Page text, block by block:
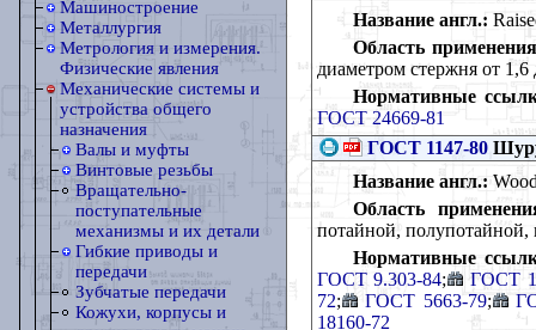
Машиностроение
Металлургия
Метрология и измерения.
Физические явления
Механические системы и
устройства общего
назначения
Валы и муфты
Винтовые резьбы
Вращательно-
поступательные
механизмы и их детали
Гибкие приводы и
передачи
Зубчатые передачи
Кожухи, корпусы и
Название англ.:
Область
диаметром стержня от
Нормативные
ГОСТ 24669-81
ГОСТ 1147-80
Название англ.:
Область
потайной, полупотайной,
Нормативные
ГОСТ 9.303-84;
ГОСТ
72; ГОСТ 5663-79;
18160-72